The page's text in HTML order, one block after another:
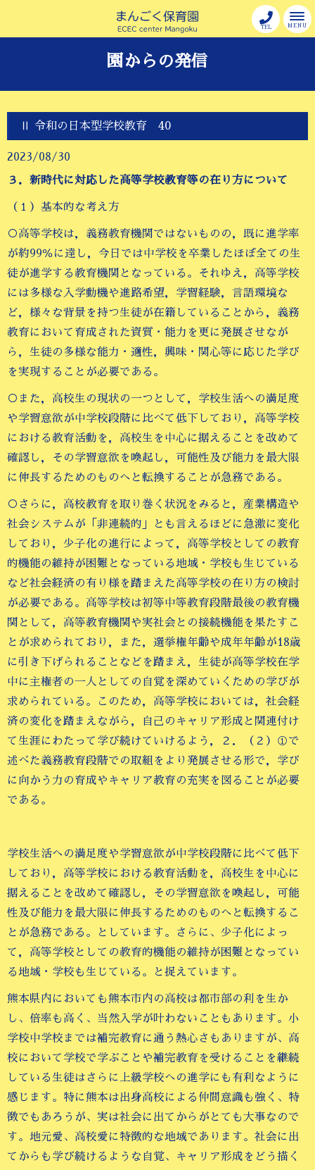
MENU
TEL
園からの発信
Ⅱ 令和の日本型学校教育 40
2023/08/30
３．新時代に対応した高等学校教育等の在り方について
（１）基本的な考え方
○高等学校は，義務教育機関ではないものの，既に進学率
が約99％に達し，今日では中学校を卒業したほぼ全ての生
徒が進学する教育機関となっている。それゆえ，高等学校
には多様な入学動機や進路希望，学習経験，言語環境な
ど，様々な背景を持つ生徒が在籍していることから，義務
教育において育成された資質・能力を更に発展させなが
ら，生徒の多様な能力・適性，興味・関心等に応じた学び
を実現することが必要である。
○また，高校生の現状の一つとして，学校生活への満足度
や学習意欲が中学校段階に比べて低下しており，高等学校
における教育活動を，高校生を中心に据えることを改めて
確認し，その学習意欲を喚起し，可能性及び能力を最大限
に伸長するためのものへと転換することが急務である。
○さらに，高校教育を取り巻く状況をみると，産業構造や
社会システムが「非連続的」とも言えるほどに急激に変化
しており，少子化の進行によって，高等学校としての教育
的機能の維持が困難となっている地域・学校も生じている
など社会経済の有り様を踏まえた高等学校の在り方の検討
が必要である。高等学校は初等中等教育段階最後の教育機
関として，高等教育機関や実社会との接続機能を果たすこ
とが求められており，また，選挙権年齢や成年年齢が18歳
に引き下げられることなどを踏まえ，生徒が高等学校在学
中に主権者の一人としての自覚を深めていくための学びが
求められている。このため，高等学校においては，社会経
済の変化を踏まえながら，自己のキャリア形成と関連付け
て生涯にわたって学び続けていけるよう，２．（２）①で
述べた義務教育段階での取組をより発展させる形で，学び
に向かう力の育成やキャリア教育の充実を図ることが必要
である。
学校生活への満足度や学習意欲が中学校段階に比べて低下
しており，高等学校における教育活動を，高校生を中心に
据えることを改めて確認し，その学習意欲を喚起し，可能
性及び能力を最大限に伸長するためのものへと転換するこ
とが急務である。としています。さらに、少子化によっ
て，高等学校としての教育的機能の維持が困難となってい
る地域・学校も生じている。と捉えています。
熊本県内においても熊本市内の高校は都市部の利を生か
し、倍率も高く、当然入学が叶わないこともあります。小
学校中学校までは補完教育に通う熱心さもありますが、高
校において学校で学ぶことや補完教育を受けることを継続
している生徒はさらに上級学校への進学にも有利なように
感じます。特に熊本は出身高校による仲間意識も強く、特
徴でもあろうが、実は社会に出てからがとても大事なので
す。地元愛、高校愛に特徴的な地域であります。社会に出
てからも学び続けるような自覚、キャリア形成をどう描く